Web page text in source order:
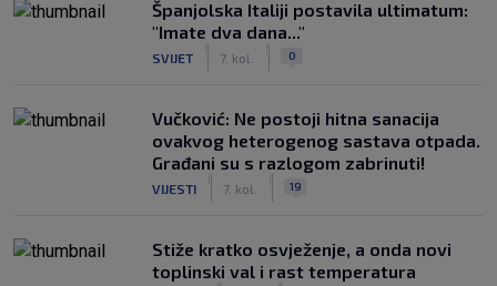
Španjolska Italiji postavila ultimatum:
"Imate dva dana..."
SVIJET 7. kol. 0
Vučković: Ne postoji hitna sanacija
ovakvog heterogenog sastava otpada.
Građani su s razlogom zabrinuti!
VIJESTI 7. kol. 19
Stiže kratko osvježenje, a onda novi
toplinski val i rast temperatura